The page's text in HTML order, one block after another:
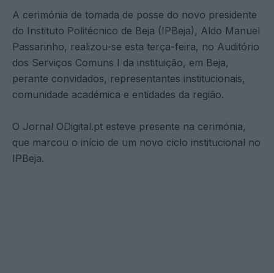
A cerimónia de tomada de posse do novo presidente
do Instituto Politécnico de Beja (IPBeja), Aldo Manuel
Passarinho, realizou-se esta terça-feira, no Auditório
dos Serviços Comuns I da instituição, em Beja,
perante convidados, representantes institucionais,
comunidade académica e entidades da região.
O Jornal ODigital.pt esteve presente na cerimónia,
que marcou o início de um novo ciclo institucional no
IPBeja.